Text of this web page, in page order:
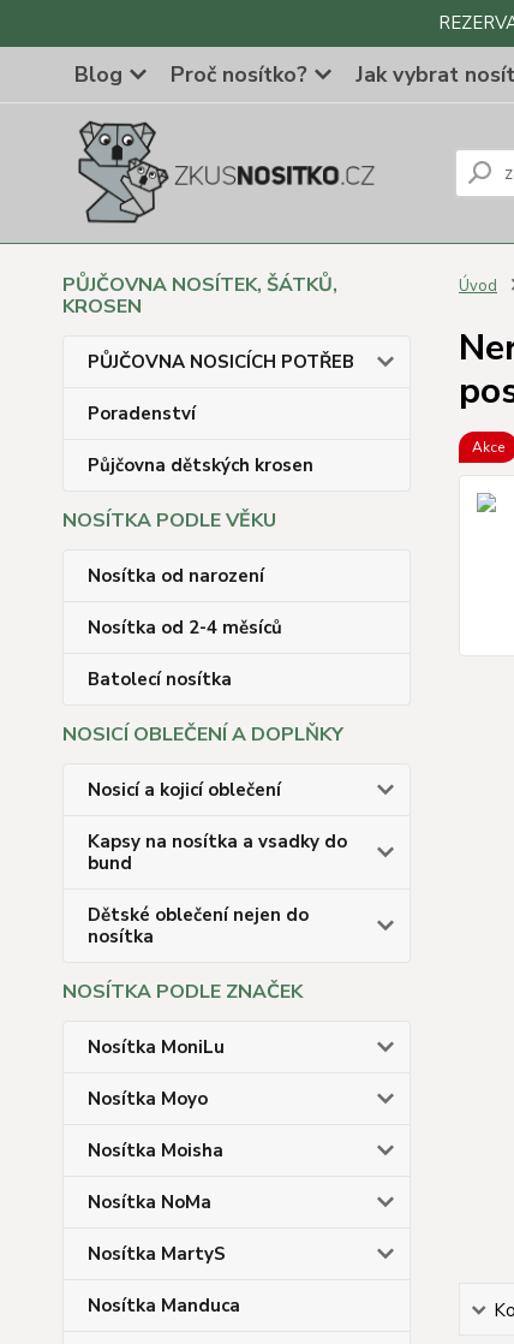
Blog Proč nosítko? Jak vybrat
PŮJČOVNA NOSÍTEK, ŠÁTKŮ,
KROSEN
PŮJČOVNA NOSICÍCH POTŘEB
Poradenství
Půjčovna dětských krosen
NOSÍTKA PODLE VĚKU
Nosítka od narození
Nosítka od 2-4 měsíců
Batolecí nosítka
NOSICÍ OBLEČENÍ A DOPLŇKY
Nosicí a kojicí oblečení
Kapsy na nosítka a vsadky do
bund
Dětské oblečení nejen do
nosítka
NOSÍTKA PODLE ZNAČEK
Nosítka MoniLu
Nosítka Moyo
Nosítka Moisha
Nosítka NoMa
Nosítka MartyS
Nosítka Manduca
Úvod
Akce